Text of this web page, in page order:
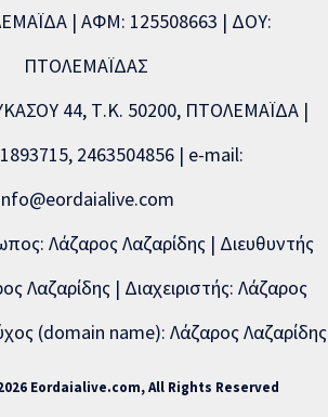
| ΑΦΜ: 125508663 | ΔΟΥ:
ΠΤΟΛΕΜΑΪΔΑΣ
44, Τ.Κ. 50200, ΠΤΟΛΕΜΑΪΔΑ |
2463504856 | e-mail:
Λάζαρος Λαζαρίδης | Διευθυντής
Λαζαρίδης | Διαχειριστής: Λάζαρος
(domain name): Λάζαρος Λαζαρίδης
Eordaialive.com, All Rights Reserved